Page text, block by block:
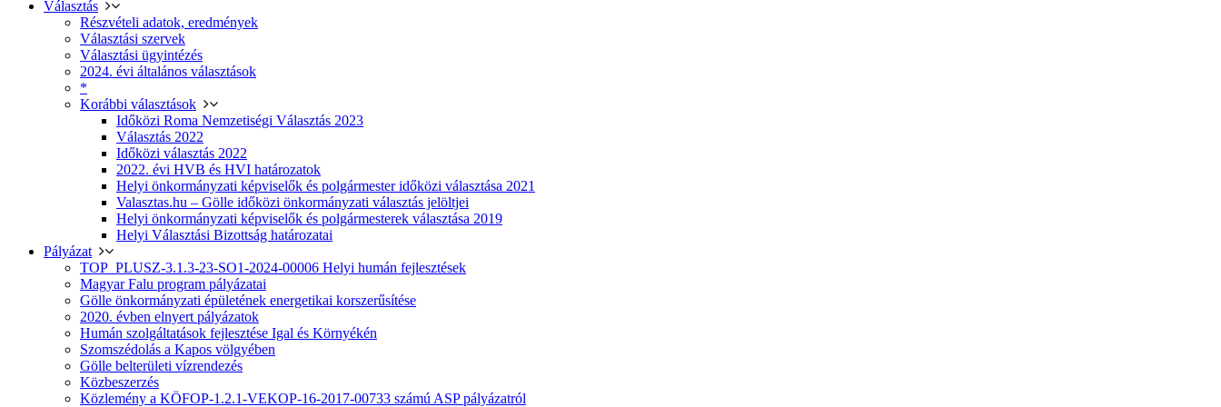
Választás
Részvételi adatok, eredmények
Választási szervek
Választási ügyintézés
2024. évi általános választások
*
Korábbi választások
Időközi Roma Nemzetiségi Választás 2023
Választás 2022
Időközi választás 2022
2022. évi HVB és HVI határozatok
Helyi önkormányzati képviselők és polgármester időközi választása 2021
Valasztas.hu – Gölle időközi önkormányzati választás jelöltjei
Helyi önkormányzati képviselők és polgármesterek választása 2019
Helyi Választási Bizottság határozatai
Pályázat
TOP_PLUSZ-3.1.3-23-SO1-2024-00006 Helyi humán fejlesztések
Magyar Falu program pályázatai
Gölle önkormányzati épületének energetikai korszerűsítése
2020. évben elnyert pályázatok
Humán szolgáltatások fejlesztése Igal és Környékén
Szomszédolás a Kapos völgyében
Gölle belterületi vízrendezés
Közbeszerzés
Közlemény a KÖFOP-1.2.1-VEKOP-16-2017-00733 számú ASP pályázatról